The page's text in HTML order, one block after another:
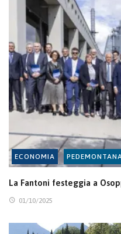
ECONOMIA
La Fantoni festeggia a
01/10/2025